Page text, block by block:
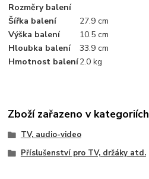
Rozměry balení
Šířka balení
27.9 cm
Výška balení
10.5 cm
Hloubka balení
33.9 cm
Hmotnost balení2.0 kg
Zboží zařazeno v kategoriích
TV, audio-video
Příslušenství pro TV, držáky atd.